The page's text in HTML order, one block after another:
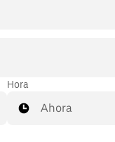
Hora
Ahora